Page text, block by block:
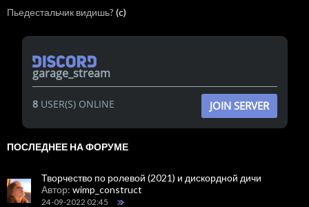
Пьедестальчик видишь? (c)
garage_stream
8USER(S) ONLINE JOIN SERVER
ПОСЛЕДНЕЕ НА ФОРУМЕ
Творчество по ролевой (2021) и дискордной дичи
Автор: wimp_construct
24-09-2022 02:45